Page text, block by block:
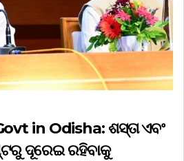
in Odisha: ଶସ୍ତା ଏବଂ
ଦୂରେଇ ରହିବାକୁ